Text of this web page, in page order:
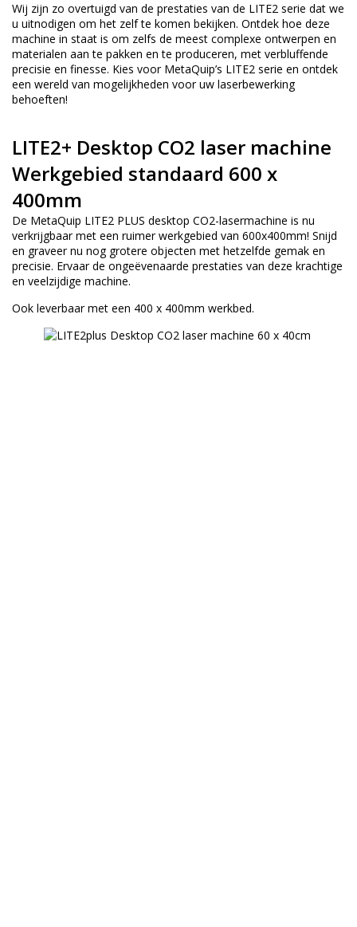
Wij zijn zo overtuigd van de prestaties van de LITE2 serie dat we
u uitnodigen om het zelf te komen bekijken. Ontdek hoe deze
machine in staat is om zelfs de meest complexe ontwerpen en
materialen aan te pakken en te produceren, met verbluffende
precisie en finesse. Kies voor MetaQuip’s LITE2 serie en ontdek
een wereld van mogelijkheden voor uw laserbewerking
behoeften!
LITE2+ Desktop CO2 laser machine
Werkgebied standaard 600 x
400mm
De MetaQuip LITE2 PLUS desktop CO2-lasermachine is nu
verkrijgbaar met een ruimer werkgebied van 600x400mm! Snijd
en graveer nu nog grotere objecten met hetzelfde gemak en
precisie. Ervaar de ongeëvenaarde prestaties van deze krachtige
en veelzijdige machine.
Ook leverbaar met een 400 x 400mm werkbed.